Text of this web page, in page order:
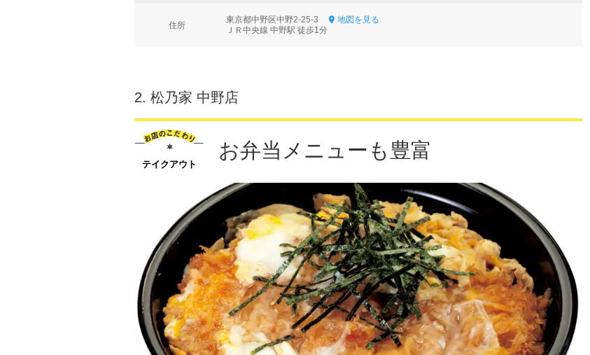
住所
東京都中野区中野2-25-3
地図を見る
ＪＲ中央線 中野駅 徒歩1分
2. 松乃家 中野店
テイクアウト
お弁当メニューも豊富